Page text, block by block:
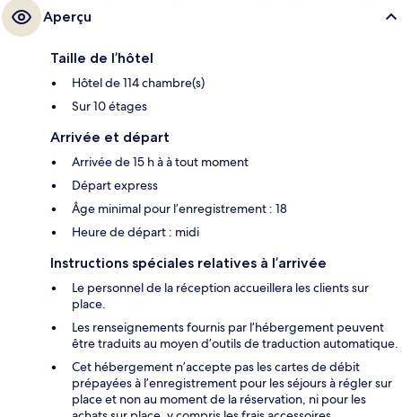
Aperçu
Taille de l’hôtel
Hôtel de 114 chambre(s)
Sur 10 étages
Arrivée et départ
Arrivée de 15 h à à tout moment
Départ express
Âge minimal pour l’enregistrement : 18
Heure de départ : midi
Instructions spéciales relatives à l’arrivée
Le personnel de la réception accueillera les clients sur
place.
Les renseignements fournis par l’hébergement peuvent
être traduits au moyen d’outils de traduction automatique.
Cet hébergement n’accepte pas les cartes de débit
prépayées à l’enregistrement pour les séjours à régler sur
place et non au moment de la réservation, ni pour les